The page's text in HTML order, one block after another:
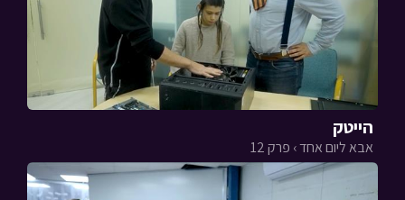
הייטק
אבא ליום אחד › פרק 12